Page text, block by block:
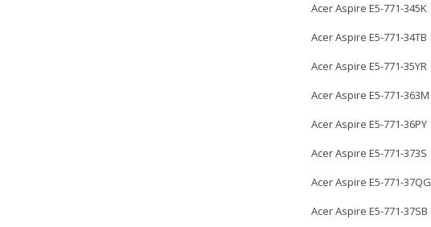
Acer Aspire E5-771-345K
Acer Aspire E5-771-34TB
Acer Aspire E5-771-35YR
Acer Aspire E5-771-363M
Acer Aspire E5-771-36PY
Acer Aspire E5-771-373S
Acer Aspire E5-771-37QG
Acer Aspire E5-771-37SB